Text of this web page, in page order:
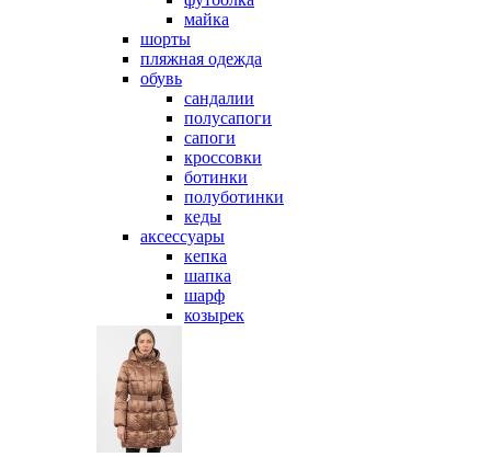
майка
шорты
пляжная одежда
oбувь
сандалии
полусапоги
сапоги
кроссовки
ботинки
полуботинки
кеды
аксессуары
кепка
шапка
шарф
козырек